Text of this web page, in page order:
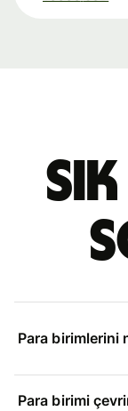
Para birimlerini
Para birimi